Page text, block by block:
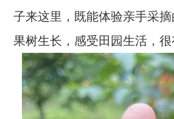
子来这里，既能体验亲手采
果树生长，感受田园生活，很